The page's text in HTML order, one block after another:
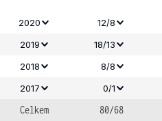
2020 12/8
2019
18/13
2018
8/8
2017
0/1
Celkem
80/68